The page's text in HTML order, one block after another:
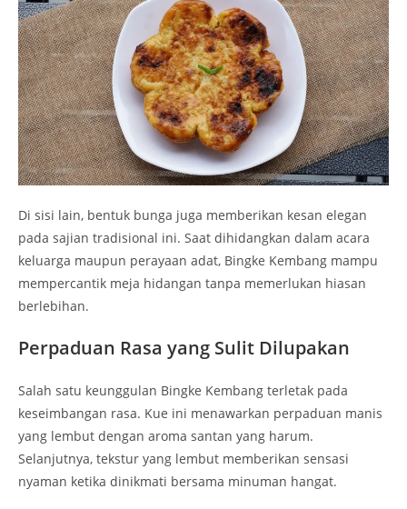
Di sisi lain, bentuk bunga juga memberikan kesan elegan
pada sajian tradisional ini. Saat dihidangkan dalam acara
keluarga maupun perayaan adat, Bingke Kembang mampu
mempercantik meja hidangan tanpa memerlukan hiasan
berlebihan.
Perpaduan Rasa yang Sulit Dilupakan
Salah satu keunggulan Bingke Kembang terletak pada
keseimbangan rasa. Kue ini menawarkan perpaduan manis
yang lembut dengan aroma santan yang harum.
Selanjutnya, tekstur yang lembut memberikan sensasi
nyaman ketika dinikmati bersama minuman hangat.